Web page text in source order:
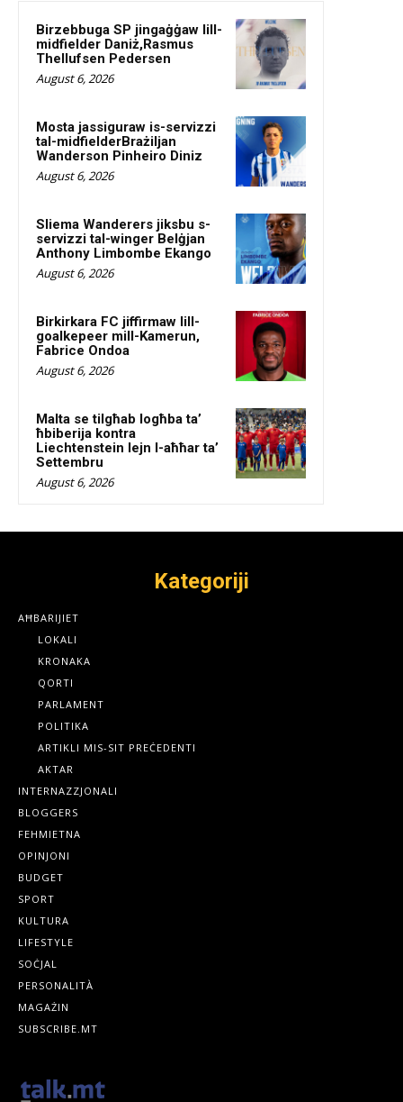
Birzebbuga SP jingaġġaw lill-
midfielder Daniż,Rasmus
Thellufsen Pedersen
August 6, 2026
Mosta jassiguraw is-servizzi
tal-midfielderBrażiljan
Wanderson Pinheiro Diniz
August 6, 2026
Sliema Wanderers jiksbu s-
servizzi tal-winger Belġjan
Anthony Limbombe Ekango
August 6, 2026
Birkirkara FC jiffirmaw lill-
goalkepeer mill-Kamerun,
Fabrice Ondoa
August 6, 2026
Malta se tilgħab logħba ta’
ħbiberija kontra
Liechtenstein lejn l-aħħar ta’
Settembru
August 6, 2026
Kategoriji
AĦBARIJIET
LOKALI
KRONAKA
QORTI
PARLAMENT
POLITIKA
ARTIKLI MIS-SIT PREĊEDENTI
AKTAR
INTERNAZZJONALI
BLOGGERS
FEHMIETNA
OPINJONI
BUDGET
SPORT
KULTURA
LIFESTYLE
SOĊJAL
PERSONALITÀ
MAGAŻIN
SUBSCRIBE.MT